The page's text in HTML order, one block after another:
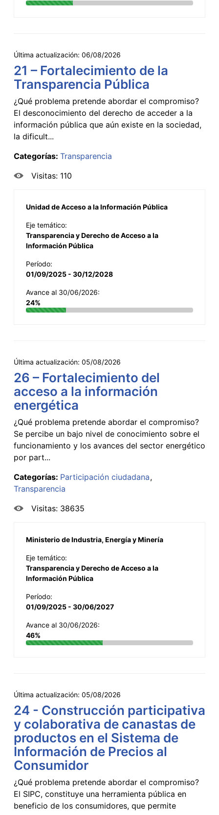
Última actualización: 06/08/2026
21 – Fortalecimiento de la
Transparencia Pública
¿Qué problema pretende abordar el compromiso?
El desconocimiento del derecho de acceder a la
información pública que aún existe en la sociedad,
la dificult...
Categorías: Transparencia
Visitas: 110
Unidad de Acceso a la Información Pública
Eje temático:
Transparencia y Derecho de Acceso a la
Información Pública
Período:
01/09/2025 - 30/12/2028
Avance al 30/06/2026:
24%
Última actualización: 05/08/2026
26 – Fortalecimiento del
acceso a la información
energética
¿Qué problema pretende abordar el compromiso?
Se percibe un bajo nivel de conocimiento sobre el
funcionamiento y los avances del sector energético
por part...
Categorías: Participación ciudadana
Transparencia
Visitas: 38635
Ministerio de Industria, Energía y Minería
Eje temático:
Transparencia y Derecho de Acceso a la
Información Pública
Período:
01/09/2025 - 30/06/2027
Avance al 30/06/2026:
46%
Última actualización: 05/08/2026
24 - Construcción participativa
y colaborativa de canastas de
productos en el Sistema de
Información de Precios al
Consumidor
¿Qué problema pretende abordar el compromiso?
El SIPC, constituye una herramienta pública en
beneficio de los consumidores, que permite